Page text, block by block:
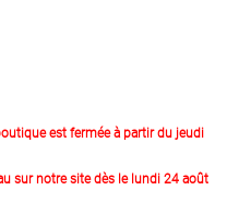
est fermée à partir du jeudi
sur notre site dès le lundi 24 août